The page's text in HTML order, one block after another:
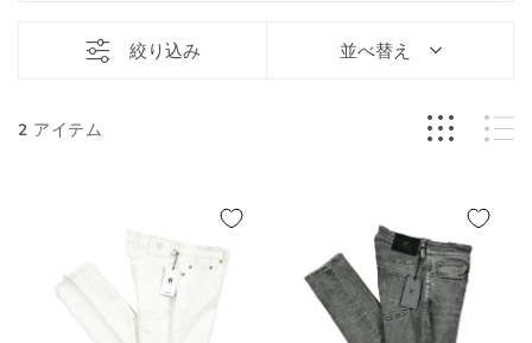
絞り込み 並べ替え
2 アイテム